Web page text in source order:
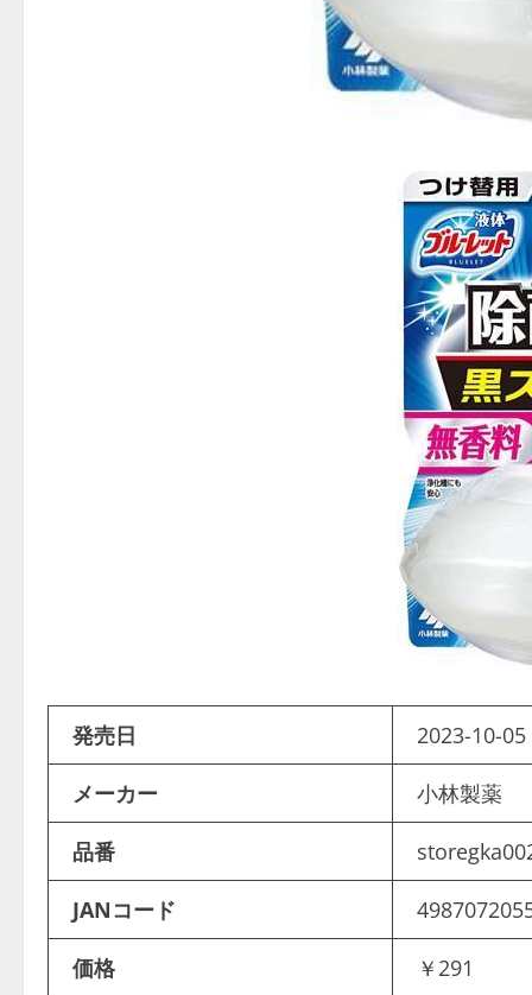
発売日 2023-10-
メーカー 小林製薬
品番
JANコード
価格 ￥291